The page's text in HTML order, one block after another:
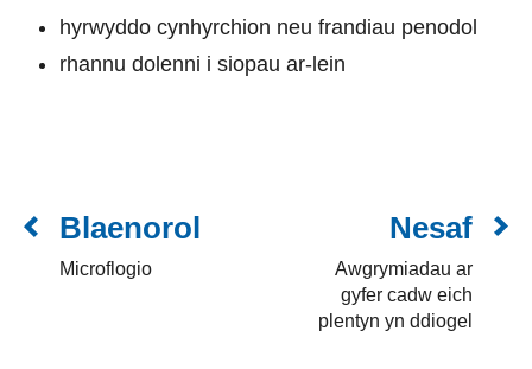
hyrwyddo cynhyrchion neu frandiau penodol
rhannu dolenni i siopau ar-lein
Blaenorol
Microflogio
Nesaf
Awgrymiadau ar
gyfer cadw eich
plentyn yn ddiogel